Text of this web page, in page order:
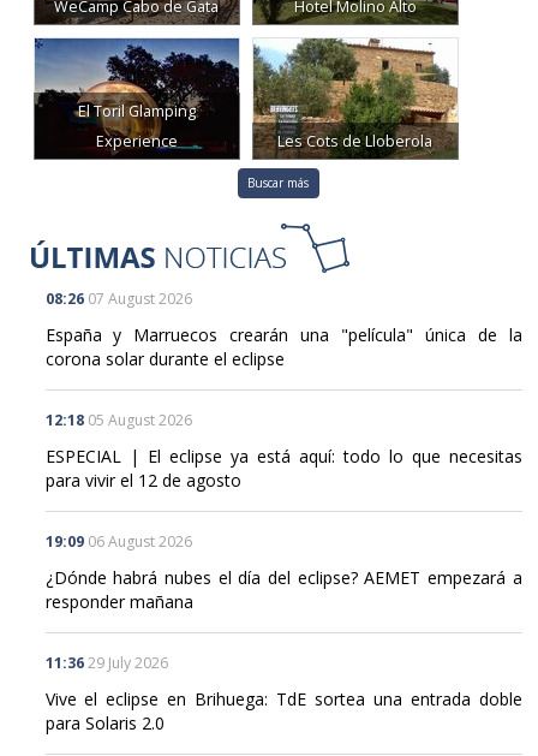
WeCamp Cabo de Gata Hotel Molino Alto
El Toril Glamping
Experience
Les Cots de Lloberola
Buscar más
07 August 2026
España y Marruecos crearán una "película" única de la
corona solar durante el eclipse
05 August 2026
ESPECIAL | El eclipse ya está aquí: todo lo que necesitas
para vivir el 12 de agosto
06 August 2026
¿Dónde habrá nubes el día del eclipse? AEMET empezará a
responder mañana
29 July 2026
Vive el eclipse en Brihuega: TdE sortea una entrada doble
para Solaris 2.0